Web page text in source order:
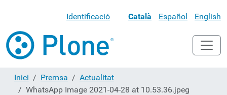
Identificació Català Español English
Inici Premsa
Actualitat
WhatsApp Image 2021-04-28 at 10.53.36.jpeg